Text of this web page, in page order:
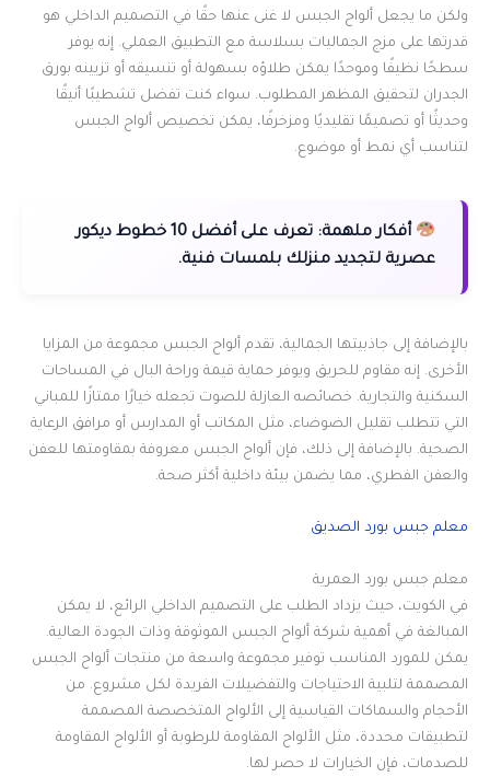
ولكن ما يجعل ألواح الجبس لا غنى عنها حقًا في التصميم الداخلي هو
قدرتها على مزج الجماليات بسلاسة مع التطبيق العملي. إنه يوفر
سطحًا نظيفًا وموحدًا يمكن طلاؤه بسهولة أو تنسيقه أو تزيينه بورق
الجدران لتحقيق المظهر المطلوب. سواء كنت تفضل تشطيبًا أنيقًا
وحديثًا أو تصميمًا تقليديًا ومزخرفًا، يمكن تخصيص ألواح الجبس
لتناسب أي نمط أو موضوع.
أفكار ملهمة:
تعرف على أفضل 10 خطوط ديكور
عصرية لتجديد منزلك بلمسات فنية.
بالإضافة إلى جاذبيتها الجمالية، تقدم ألواح الجبس مجموعة من المزايا
الأخرى. إنه مقاوم للحريق ويوفر حماية قيمة وراحة البال في المساحات
السكنية والتجارية. خصائصه العازلة للصوت تجعله خيارًا ممتازًا للمباني
التي تتطلب تقليل الضوضاء، مثل المكاتب أو المدارس أو مرافق الرعاية
الصحية. بالإضافة إلى ذلك، فإن ألواح الجبس معروفة بمقاومتها للعفن
والعفن الفطري، مما يضمن بيئة داخلية أكثر صحة.
معلم جبس بورد الصديق
معلم جبس بورد العمرية
في الكويت، حيث يزداد الطلب على التصميم الداخلي الرائع، لا يمكن
المبالغة في أهمية شركة ألواح الجبس الموثوقة وذات الجودة العالية.
يمكن للمورد المناسب توفير مجموعة واسعة من منتجات ألواح الجبس
المصممة لتلبية الاحتياجات والتفضيلات الفريدة لكل مشروع. من
الأحجام والسماكات القياسية إلى الألواح المتخصصة المصممة
لتطبيقات محددة، مثل الألواح المقاومة للرطوبة أو الألواح المقاومة
للصدمات، فإن الخيارات لا حصر لها.